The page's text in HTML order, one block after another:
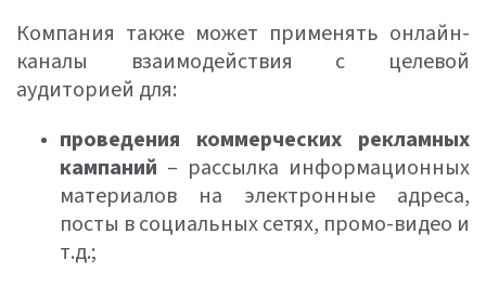
Компания также может применять онлайн-
каналы взаимодействия с целевой
аудиторией для:
проведения коммерческих рекламных
кампаний – рассылка информационных
материалов на электронные адреса,
посты в социальных сетях, промо-видео и
т.д.;